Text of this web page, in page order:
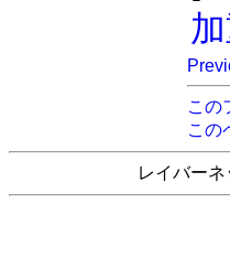
この
この
レイバー